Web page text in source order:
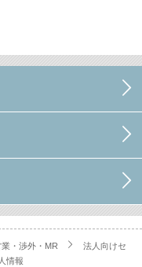
業・渉外・MR
法人向けセ
情報